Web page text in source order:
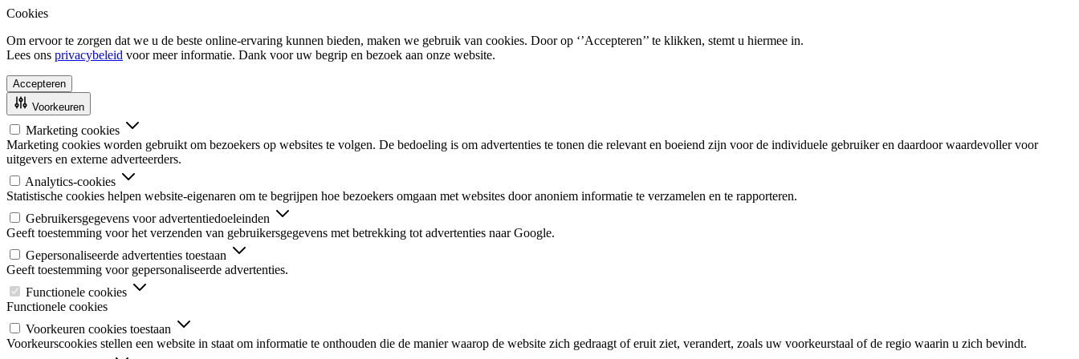
Cookies
Om ervoor te zorgen dat we u de beste online-ervaring kunnen bieden, maken we gebruik van cookies. Door op ‘’Accepteren’’ te klikken, stemt u hiermee in.
Lees ons privacybeleid voor meer informatie. Dank voor uw begrip en bezoek aan onze website.
Accepteren
Voorkeuren
Marketing cookies
Marketing cookies worden gebruikt om bezoekers op websites te volgen. De bedoeling is om advertenties te tonen die relevant en boeiend zijn voor de individuele gebruiker en daardoor waardevoller voor
uitgevers en externe adverteerders.
Analytics-cookies
Statistische cookies helpen website-eigenaren om te begrijpen hoe bezoekers omgaan met websites door anoniem informatie te verzamelen en te rapporteren.
Gebruikersgegevens voor advertentiedoeleinden
Geeft toestemming voor het verzenden van gebruikersgegevens met betrekking tot advertenties naar Google.
Gepersonaliseerde advertenties toestaan
Geeft toestemming voor gepersonaliseerde advertenties.
Functionele cookies
Functionele cookies
Voorkeuren cookies toestaan
Voorkeurscookies stellen een website in staat om informatie te onthouden die de manier waarop de website zich gedraagt of eruit ziet, verandert, zoals uw voorkeurstaal of de regio waarin u zich bevindt.